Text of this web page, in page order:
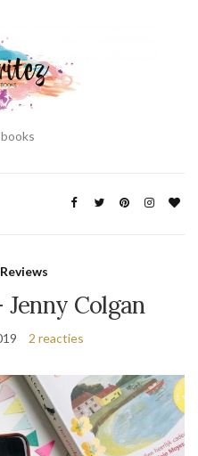
Reviews
Colgan
2 reacties